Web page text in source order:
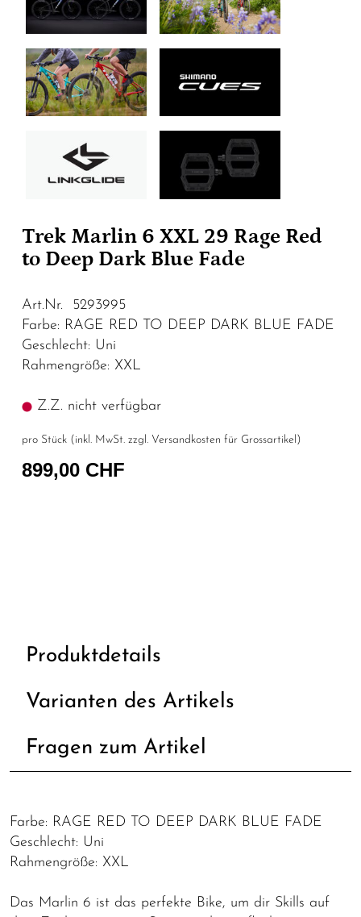
Trek Marlin 6 XXL 29 Rage Red
to Deep Dark Blue Fade
Art.Nr. 5293995
Farbe: RAGE RED TO DEEP DARK BLUE FADE
Geschlecht: Uni
Rahmengröße: XXL
Z.Z. nicht verfügbar
pro Stück (inkl. MwSt. zzgl. Versandkosten für Grossartikel )
899,00 CHF
Produktdetails
Varianten des Artikels
Fragen zum Artikel
Farbe: RAGE RED TO DEEP DARK BLUE FADE
Geschlecht: Uni
Rahmengröße: XXL
Das Marlin 6 ist das perfekte Bike, um dir Skills auf